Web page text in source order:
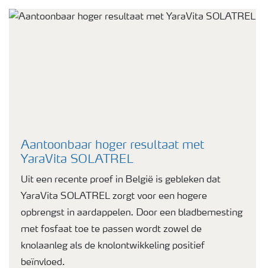
Aantoonbaar hoger resultaat met
YaraVita SOLATREL
Uit een recente proef in België is gebleken dat
YaraVita SOLATREL zorgt voor een hogere
opbrengst in aardappelen. Door een bladbemesting
met fosfaat toe te passen wordt zowel de
knolaanleg als de knolontwikkeling positief
beïnvloed.